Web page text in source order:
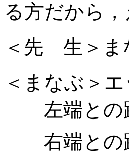
る方だから
＜先 生＞ま
＜まなぶ＞
左端との
右端との